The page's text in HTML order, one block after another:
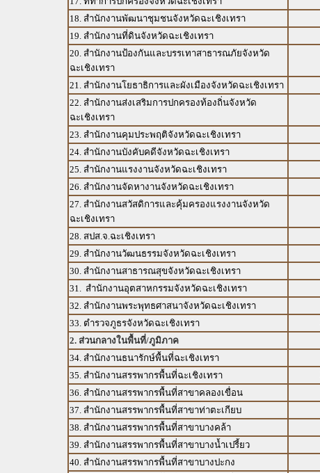
18. สำนักงานพัฒนาชุมชนจังหวัดฉะเชิงเทรา
19. สำนักงานที่ดินจังหวัดฉะเชิงเทรา
20. สำนักงานป้องกันและบรรเทาสาธารณภัยจังหวัด
ฉะเชิงเทรา
21. สำนักงานโยธาธิการและผังเมืองจังหวัดฉะเชิงเทรา
22. สำนักงานส่งเสริมการปกครองท้องถิ่นจังหวัด
ฉะเชิงเทรา
23. สำนักงานคุมประพฤติจังหวัดฉะเชิงเทรา
24. สำนักงานบังคับคดีจังหวัดฉะเชิงเทรา
25. สำนักงานแรงงานจังหวัดฉะเชิงเทรา
26. สำนักงานจัดหางานจังหวัดฉะเชิงเทรา
27. สำนักงานสวัสดิการและคุ้มครองแรงงานจังหวัด
ฉะเชิงเทรา
28. สปส.จ.ฉะเชิงเทรา
29. สำนักงานวัฒนธรรมจังหวัดฉะเชิงเทรา
30. สำนักงานสาธารณสุขจังหวัดฉะเชิงเทรา
31. สำนักงานอุตสาหกรรมจังหวัดฉะเชิงเทรา
32. สำนักงานพระพุทธศาสนาจังหวัดฉะเชิงเทรา
33. ตำรวจภูธรจังหวัดฉะเชิงเทรา
2. ส่วนกลางในพื้นที่/ภูมิภาค
34. สำนักงานธนารักษ์พื้นที่ฉะเชิงเทรา
35. สำนักงานสรรพากรพื้นที่ฉะเชิงเทรา
36. สำนักงานสรรพากรพื้นที่สาขาคลองเขื่อน
37. สำนักงานสรรพากรพื้นที่สาขาท่าตะเกียบ
38. สำนักงานสรรพากรพื้นที่สาขาบางคล้า
39. สำนักงานสรรพากรพื้นที่สาขาบางน้ำเปรี้ยว
40. สำนักงานสรรพากรพื้นที่สาขาบางปะกง